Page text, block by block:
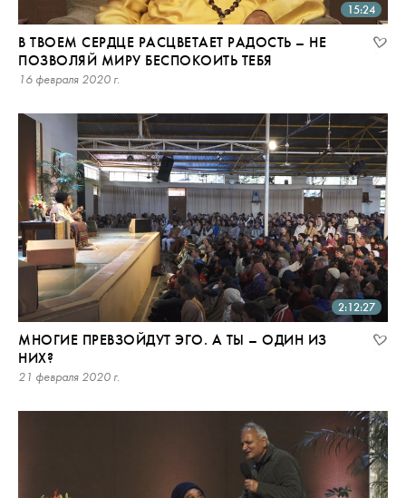
15:24
В ТВОЕМ СЕРДЦЕ РАСЦВЕТАЕТ РАДОСТЬ – НЕ
ПОЗВОЛЯЙ МИРУ БЕСПОКОИТЬ ТЕБЯ
16 февраля 2020 г.
2:12:27
МНОГИЕ ПРЕВЗОЙДУТ ЭГО. А ТЫ – ОДИН ИЗ
НИХ?
21 февраля 2020 г.